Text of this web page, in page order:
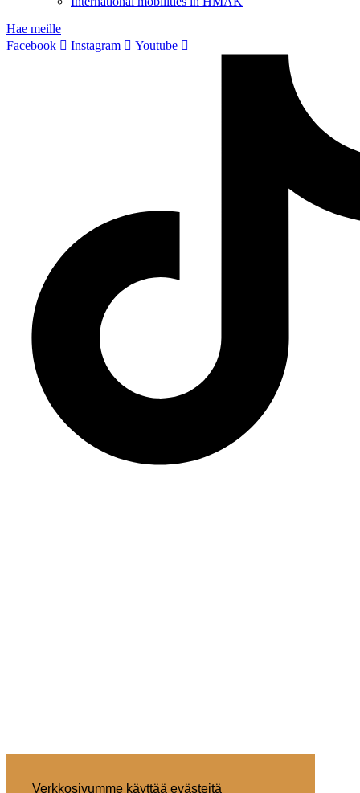
Verkkosivumme käyttää evästeitä
Hae meille
Facebook
Instagram Youtube